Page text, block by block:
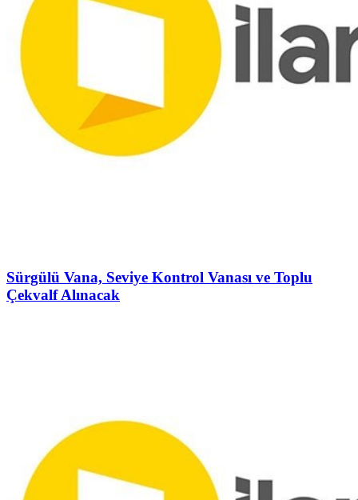
Sürgülü Vana, Seviye Kontrol Vanası ve Toplu
Çekvalf Alınacak